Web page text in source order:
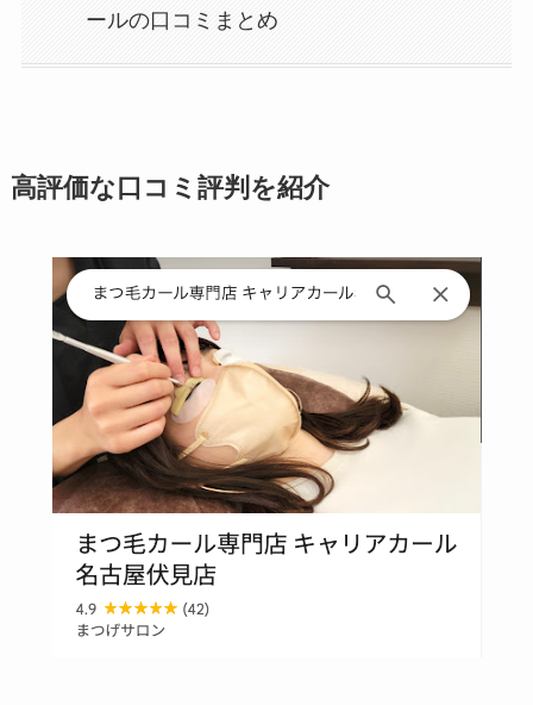
ールの口コミまとめ
高評価な口コミ評判を紹介